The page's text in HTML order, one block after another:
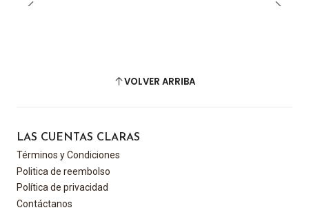
VOLVER ARRIBA
LAS CUENTAS CLARAS
Términos y Condiciones
Politica de reembolso
Política de privacidad
Contáctanos